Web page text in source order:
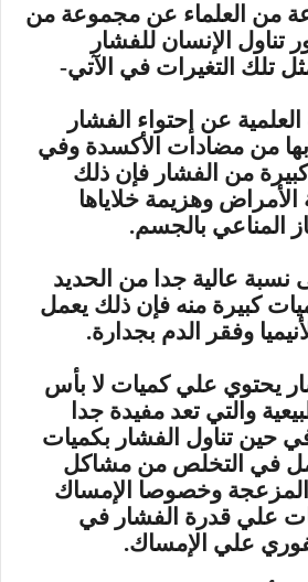
من العلماء عن مجموعة من
تناول الإنسان للفشار
تلك التغيرات في الآتي-
عن إحتواء الفشار
من مضادات الأكسدة وفي
من الفشار فإن ذلك
وهزيمة خلاياها
المناعي بالجسم.
نسبة عالية جدا من الحديد
كبيرة منه فإن ذلك يعمل
وفقر الدم بجدارة.
يحتوي علي كميات لا بأس
والتي تعد مفيدة جدا
حين تناول الفشار بكميات
في التخلص من مشاكل
المزعجة وخصوصا الإمساك
علي قدرة الفشار في
علي الإمساك.